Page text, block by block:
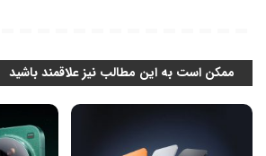
ممکن است به این مطالب نیز علاقمند باشید